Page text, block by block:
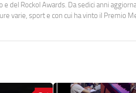
e del Rockol Awards. Da sedici anni
varie, sport e con cui ha vinto il Premio